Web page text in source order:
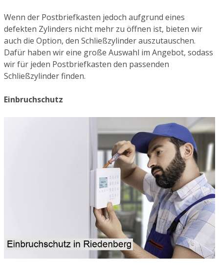
Wenn der Postbriefkasten jedoch aufgrund eines
defekten Zylinders nicht mehr zu öffnen ist, bieten wir
auch die Option, den Schließzylinder auszutauschen.
Dafür haben wir eine große Auswahl im Angebot, sodass
wir für jeden Postbriefkasten den passenden
Schließzylinder finden.
Einbruchschutz